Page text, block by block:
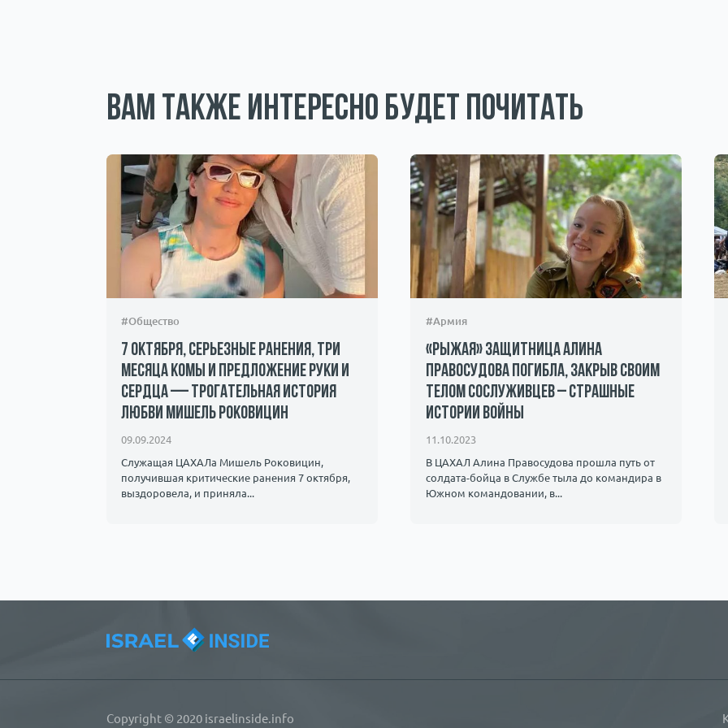
Вам также интересно будет почитать
#Общество
7 октября, серьезные ранения, три
месяца комы и предложение руки и
сердца — трогательная история
любви Мишель Роковицин
09.09.2024
Служащая ЦАХАЛа Мишель Роковицин,
получившая критические ранения 7 октября,
выздоровела, и приняла...
#Армия
«Рыжая» защитница Алина
Правосудова погибла, закрыв своим
телом сослуживцев – страшные
истории войны
11.10.2023
В ЦАХАЛ Алина Правосудова прошла путь от
солдата-бойца в Службе тыла до командира в ​​
Южном командовании, в...
Copyright © 2020 israelinside.info